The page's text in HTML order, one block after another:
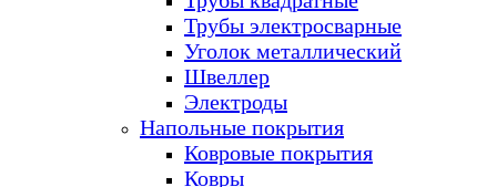
Трубы электросварные
Уголок металлический
Швеллер
Электроды
Напольные покрытия
Ковровые покрытия
Ковры